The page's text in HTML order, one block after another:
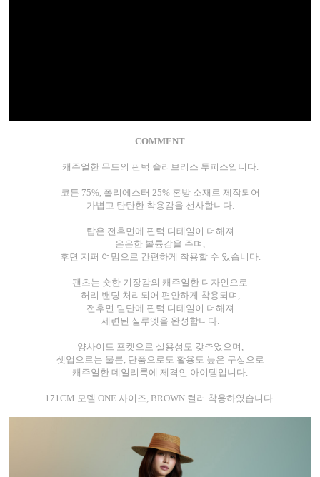
COMMENT
캐주얼한 무드의 핀턱 슬리브리스 투피스입니다.
코튼 75%, 폴리에스터 25% 혼방 소재로 제작되어
가볍고 탄탄한 착용감을 선사합니다.
탑은 전후면에 핀턱 디테일이 더해져
은은한 볼륨감을 주며,
후면 지퍼 여밈으로 간편하게 착용할 수 있습니다.
팬츠는 숏한 기장감의 캐주얼한 디자인으로
허리 밴딩 처리되어 편안하게 착용되며,
전후면 밑단에 핀턱 디테일이 더해져
세련된 실루엣을 완성합니다.
양사이드 포켓으로 실용성도 갖추었으며,
셋업으로는 물론, 단품으로도 활용도 높은 구성으로
캐주얼한 데일리룩에 제격인 아이템입니다.
171CM 모델 ONE 사이즈, BROWN 컬러 착용하였습니다.